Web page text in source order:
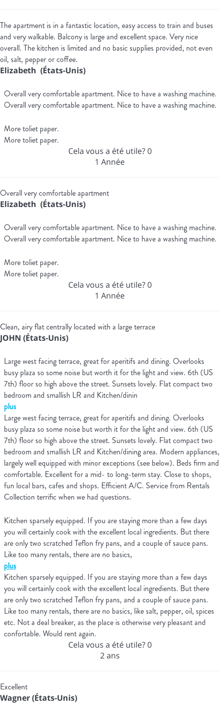
The apartment is in a fantastic location, easy access to train and buses
and very walkable. Balcony is large and excellent space. Very nice
overall. The kitchen is limited and no basic supplies provided, not even
oil, salt, pepper or coffee.
Elizabeth (États-Unis)
Overall very comfortable apartment. Nice to have a washing machine.
Overall very comfortable apartment. Nice to have a washing machine.
More toliet paper.
More toliet paper.
Cela vous a été utile?0
1 Année
Overall very comfortable apartment
Elizabeth (États-Unis)
Overall very comfortable apartment. Nice to have a washing machine.
Overall very comfortable apartment. Nice to have a washing machine.
More toliet paper.
More toliet paper.
Cela vous a été utile?0
1 Année
Clean, airy flat centrally located with a large terrace
JOHN (États-Unis)
Large west facing terrace, great for aperitifs and dining. Overlooks
busy plaza so some noise but worth it for the light and view. 6th (US
7th) floor so high above the street. Sunsets lovely. Flat compact two
bedroom and smallish LR and Kitchen/dinin
plus
Large west facing terrace, great for aperitifs and dining. Overlooks
busy plaza so some noise but worth it for the light and view. 6th (US
7th) floor so high above the street. Sunsets lovely. Flat compact two
bedroom and smallish LR and Kitchen/dining area. Modern appliances,
largely well equipped with minor exceptions (see below). Beds firm and
comfortable. Excellent for a mid- to long-term stay. Close to shops,
fun local bars, cafes and shops. Efficient A/C. Service from Rentals
Collection terrific when we had questions.
Kitchen sparsely equipped. If you are staying more than a few days
you will certainly cook with the excellent local ingredients. But there
are only two scratched Teflon fry pans, and a couple of sauce pans.
Like too many rentals, there are no basics,
plus
Kitchen sparsely equipped. If you are staying more than a few days
you will certainly cook with the excellent local ingredients. But there
are only two scratched Teflon fry pans, and a couple of sauce pans.
Like too many rentals, there are no basics, like salt, pepper, oil, spices
etc. Not a deal breaker, as the place is otherwise very pleasant and
confortable. Would rent again.
Cela vous a été utile?0
2 ans
Excellent
Wagner (États-Unis)